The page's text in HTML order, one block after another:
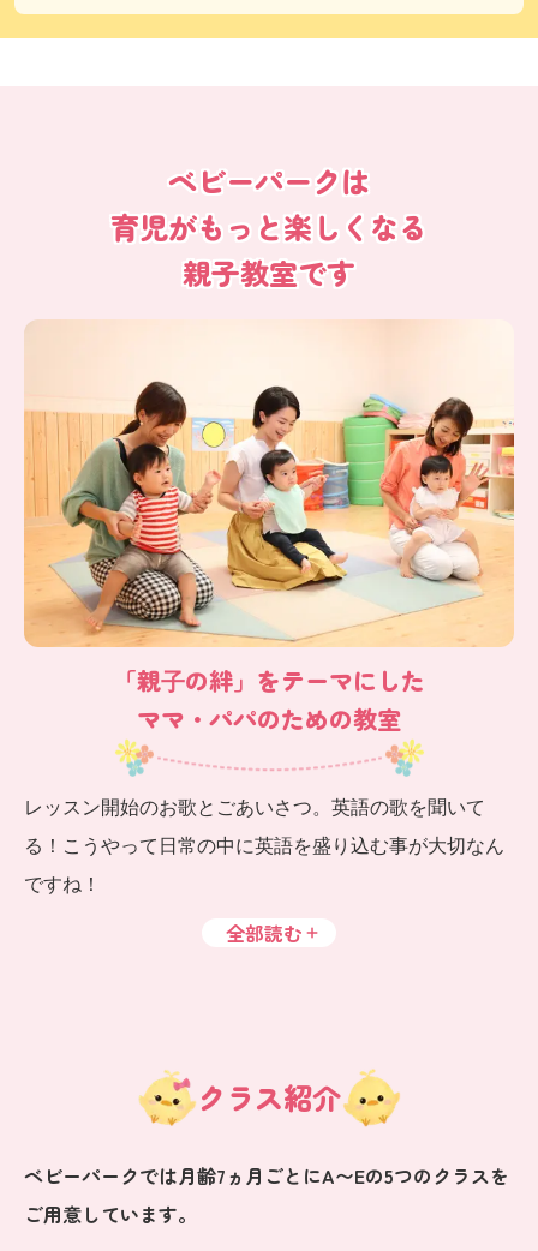
ベビーパークは
育児がもっと楽しくなる
親子教室です
「親⼦の絆」をテーマにした
ママ・パパのための教室
レッスン開始のお歌とごあいさつ。英語の歌を聞いて
る！こうやって日常の中に英語を盛り込む事が大切なん
ですね！
全部読む
クラス紹介
ベビーパークでは月齢7ヵ月ごとにA〜Eの5つのクラスを
ご用意しています。